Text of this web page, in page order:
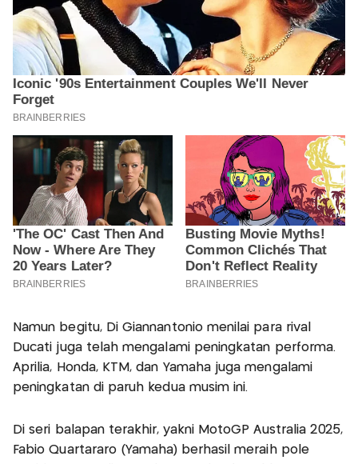
Namun begitu, Di Giannantonio menilai para rival
Ducati juga telah mengalami peningkatan performa.
Aprilia, Honda, KTM, dan Yamaha juga mengalami
peningkatan di paruh kedua musim ini.
Di seri balapan terakhir, yakni MotoGP Australia 2025,
Fabio Quartararo (Yamaha) berhasil meraih pole